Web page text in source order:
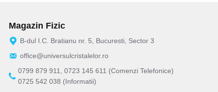
Magazin Fizic
B-dul I.C. Bratianu nr. 5, Bucuresti, Sector 3
office@universulcristalelor.ro
0799 879 911, 0723 145 611 (Comenzi Telefonice)
0725 542 038 (Informatii)